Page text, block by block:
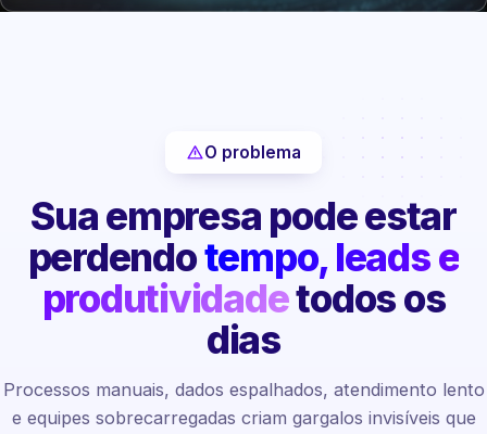
O problema
Sua empresa pode estar
perdendotempo, leads e
produtividadetodos os
dias
Processos manuais, dados espalhados, atendimento lento
e equipes sobrecarregadas criam gargalos invisíveis que